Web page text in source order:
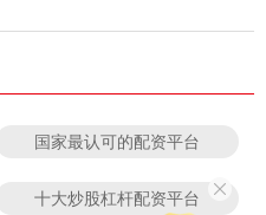
国家最认可的配资平台
十大炒股杠杆配资平台